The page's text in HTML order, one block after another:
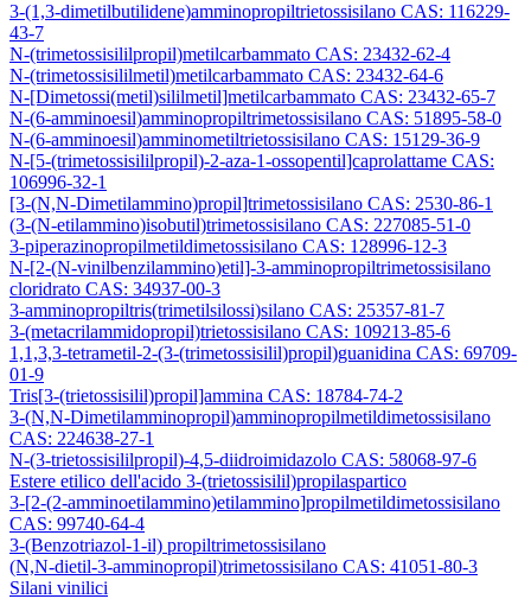
3-(1,3-dimetilbutilidene)amminopropiltrietossisilano CAS: 116229-
43-7
N-(trimetossisililpropil)metilcarbammato CAS: 23432-62-4
N-(trimetossisililmetil)metilcarbammato CAS: 23432-64-6
N-[Dimetossi(metil)sililmetil]metilcarbammato CAS: 23432-65-7
N-(6-amminoesil)amminopropiltrimetossisilano CAS: 51895-58-0
N-(6-amminoesil)amminometiltrietossisilano CAS: 15129-36-9
N-[5-(trimetossisililpropil)-2-aza-1-ossopentil]caprolattame CAS:
106996-32-1
[3-(N,N-Dimetilammino)propil]trimetossisilano CAS: 2530-86-1
(3-(N-etilammino)isobutil)trimetossisilano CAS: 227085-51-0
3-piperazinopropilmetildimetossisilano CAS: 128996-12-3
N-[2-(N-vinilbenzilammino)etil]-3-amminopropiltrimetossisilano
cloridrato CAS: 34937-00-3
3-amminopropiltris(trimetilsilossi)silano CAS: 25357-81-7
3-(metacrilammidopropil)trietossisilano CAS: 109213-85-6
1,1,3,3-tetrametil-2-(3-(trimetossisilil)propil)guanidina CAS: 69709-
01-9
Tris[3-(trietossisilil)propil]ammina CAS: 18784-74-2
3-(N,N-Dimetilamminopropil)amminopropilmetildimetossisilano
CAS: 224638-27-1
N-(3-trietossisililpropil)-4,5-diidroimidazolo CAS: 58068-97-6
Estere etilico dell'acido 3-(trietossisilil)propilaspartico
3-[2-(2-amminoetilammino)etilammino]propilmetildimetossisilano
CAS: 99740-64-4
3-(Benzotriazol-1-il) propiltrimetossisilano
(N,N-dietil-3-amminopropil)trimetossisilano CAS: 41051-80-3
Silani vinilici